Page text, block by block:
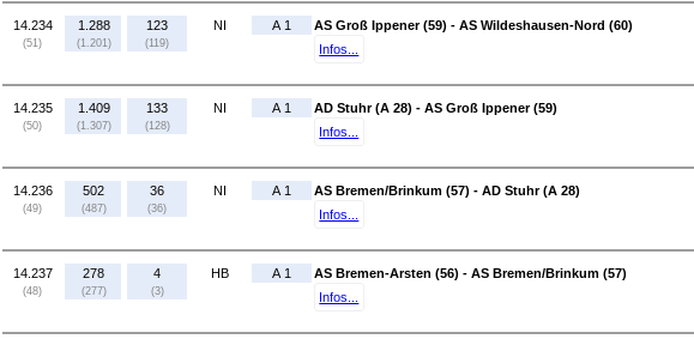
14.234
(51)
1.288
(1.201)
123
(119)
NI A 1
AS Groß Ippener (59) - AS Wildeshausen-Nord (60)
Infos...
14.235
(50)
1.409
(1.307)
133
(128)
NI A 1
AD Stuhr (A 28) - AS Groß Ippener (59)
Infos...
14.236
(49)
502
(487)
36
(36)
NI A 1
AS Bremen/Brinkum (57) - AD Stuhr (A 28)
Infos...
14.237
(48)
278
(277)
4
(3)
HB A 1
AS Bremen-Arsten (56) - AS Bremen/Brinkum (57)
Infos...